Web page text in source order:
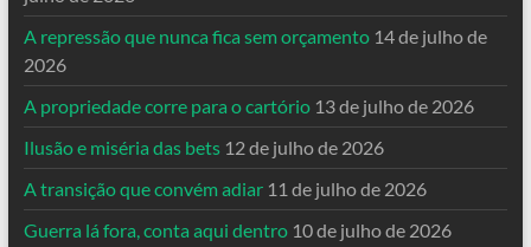
A repressão que nunca fica sem orçamento 14 de julho de
2026
A propriedade corre para o cartório 13 de julho de 2026
Ilusão e miséria das bets 12 de julho de 2026
A transição que convém adiar 11 de julho de 2026
Guerra lá fora, conta aqui dentro 10 de julho de 2026